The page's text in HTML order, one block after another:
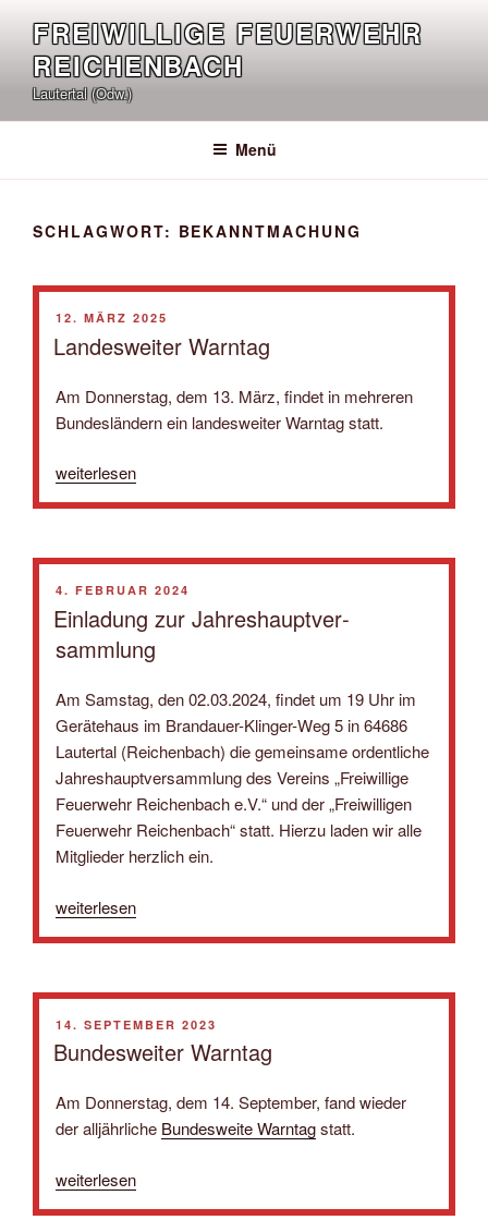
Inhalt
springen
FREIWILLIGE FEUERWEHR
REICHENBACH
Lautertal (Odw.)
Menü
SCHLAGWORT: BEKANNTMACHUNG
VERÖFFENTLICHT
AM
12. MÄRZ 2025
Landesweiter Warntag
Am Donnerstag, dem 13. März, findet in mehreren
Bundesländern ein landesweiter Warntag statt.
„Landesweiter
Warntag“
weiterlesen
VERÖFFENTLICHT
AM
4. FEBRUAR 2024
Einladung zur Jahres­haupt­ver­
sammlung
Am Samstag, den 02.03.2024, findet um 19 Uhr im
Gerätehaus im Brandauer-Klinger-Weg 5 in 64686
Lautertal (Reichenbach) die gemeinsame ordentliche
Jahres­haupt­ver­sammlung des Vereins „Freiwillige
Feuerwehr Reichenbach e.V.“ und der „Freiwilligen
Feuerwehr Reichenbach“ statt. Hierzu laden wir alle
Mitglieder herzlich ein.
„Einladung
zur
sammlung“
weiterlesen
VERÖFFENTLICHT
AM
14. SEPTEMBER 2023
Bundesweiter Warntag
Am Donnerstag, dem 14. September, fand wieder
der alljährliche Bundesweite Warntagstatt.
„Bundesweiter
Warntag“
weiterlesen